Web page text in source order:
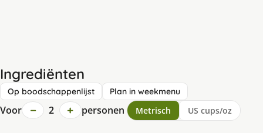
Ingrediënten
Op boodschappenlijst Plan in weekmenu
Voor − 2 + personen Metrisch US cups/oz